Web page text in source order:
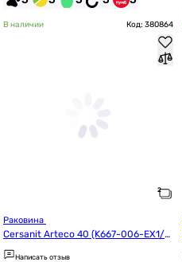
В наличии Код: 380864
Cersanit Arteco 40 (K667-006-EX1/C
CWF1006225048)
Написать отзыв